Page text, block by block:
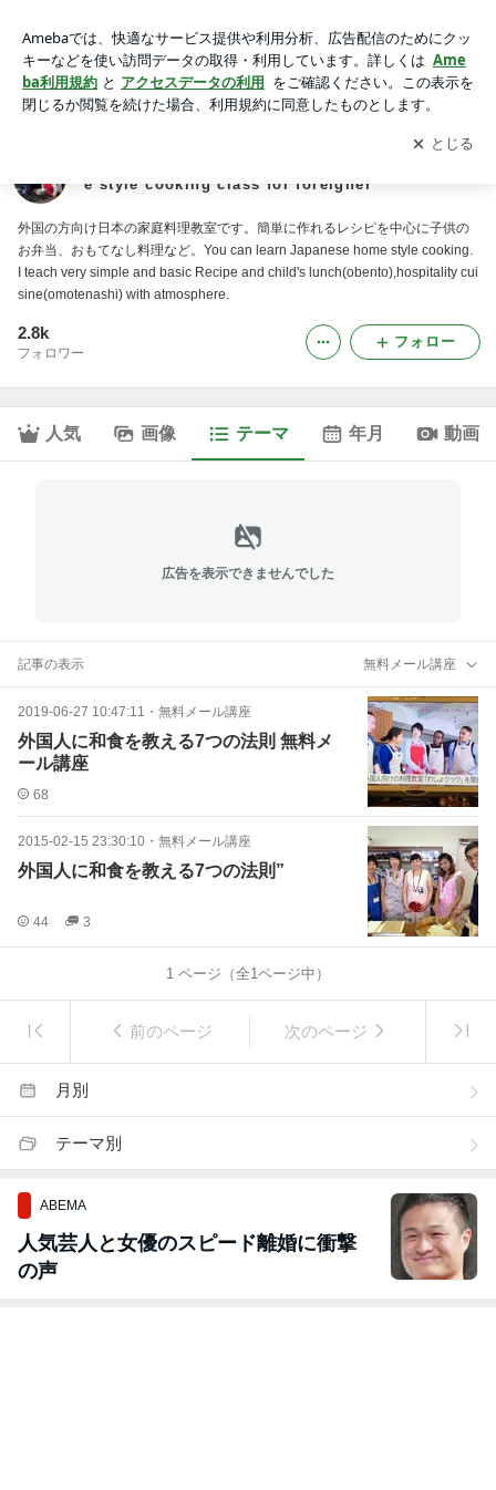
se home style cooking class for foreigner
アプリをダウンロードして ブログの更新通知
を受け取りまし
ょう。
開く
e style cooking class for foreigner
外国の方向け日本の家庭料理教室です。簡単に作れるレシピを中心に子供の
お弁当、おもてなし料理など。You can learn Japanese home style cooking.
I teach very simple and basic Recipe and child's lunch(obento),hospitality cui
sine(omotenashi) with atmosphere.
2.8k
フォロワー
フォロー
人気 画像 テーマ 年月 動画
広告を表示できませんでした
記事の表示 無料メール講座
2019-06-27 10:47:11 ・ 無料メール講座
外国人に和食を教える7つの法則 無料メ
ール講座
68
2015-02-15 23:30:10 ・ 無料メール講座
外国人に和食を教える7つの法則”
44 3
1 ページ（全1ページ中）
前のページ 次のページ
月別
テーマ別
ABEMA
人気芸人と女優のスピード離婚に衝撃
の声